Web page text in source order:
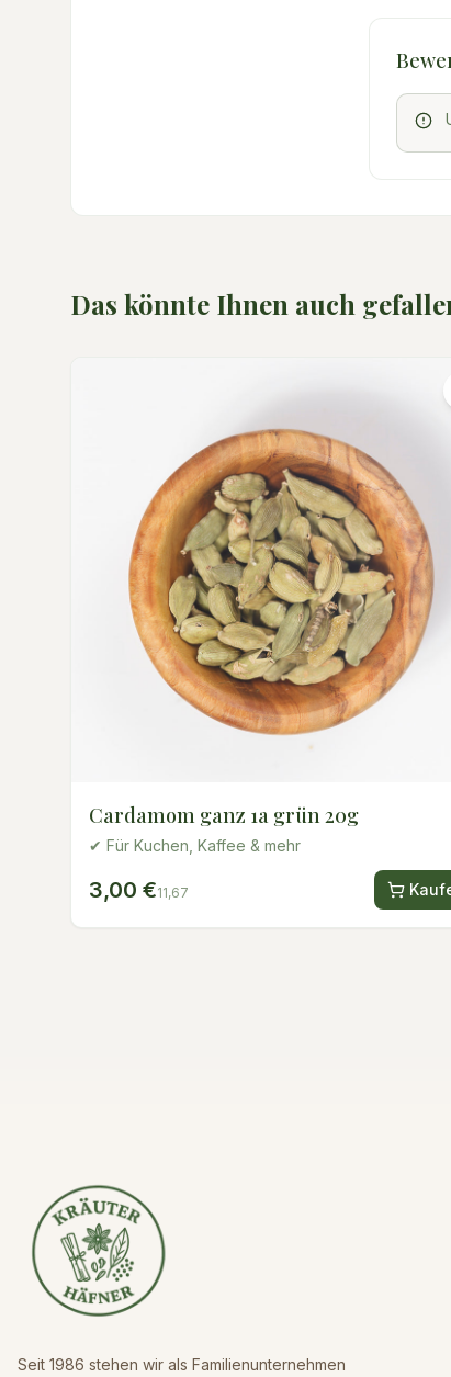
Das könnte Ihnen auch
Cardamom ganz 1a grün 20g
✔ Für Kuchen, Kaffee & mehr
3,00 €11,67
Seit 1986 stehen wir als Familienunternehmen